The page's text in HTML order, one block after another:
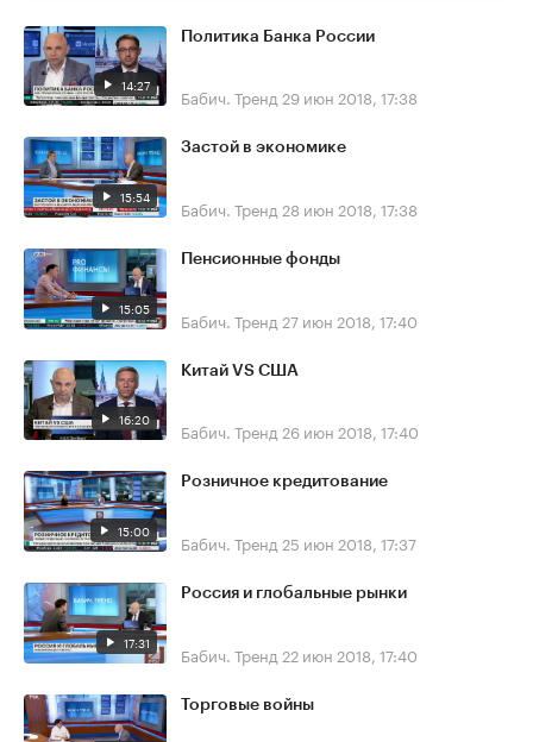
14:27
Политика Банка России
Бабич. Тренд 29 июн 2018, 17:38
15:54
Застой в экономике
Бабич. Тренд 28 июн 2018, 17:38
15:05
Пенсионные фонды
Бабич. Тренд 27 июн 2018, 17:40
16:20
Китай VS США
Бабич. Тренд 26 июн 2018, 17:40
15:00
Розничное кредитование
Бабич. Тренд 25 июн 2018, 17:37
17:31
Россия и глобальные рынки
Бабич. Тренд 22 июн 2018, 17:40
Торговые войны